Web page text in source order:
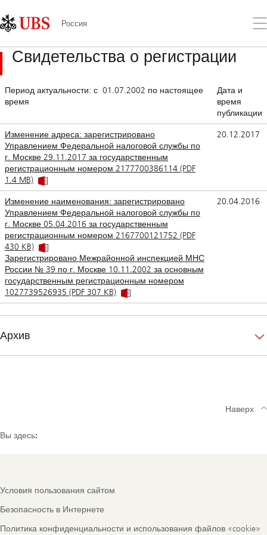
Links
Area
Россия
Свидетельства о регистрации
Период актуальности: с 01.07.2002 по настоящее
время
Дата и
время
публикации
Изменение адреса: зарегистрировано
Управлением Федеральной налоговой службы по
г. Москве 29.11.2017 за государственным
регистрационным номером 2177700386114 (PDF
1.4 MB)
20.12.2017
Изменение наименования: зарегистрировано
Управлением Федеральной налоговой службы по
г. Москве 05.04.2016 за государственным
регистрационным номером 2167700121752 (PDF
430 KB)
Зарегистрировано Межрайонной инспекцией МНС
России № 39 по г. Москве 10.11.2002 за основным
государственным регистрационным номером
1027739526935 (PDF 307 KB)
20.04.2016
Архив
Вы здесь:
Наверх
Navigation
Условия пользования сайтом
Безопасность в Интернете
Политика конфиденциальности и использования файлов «cookie»